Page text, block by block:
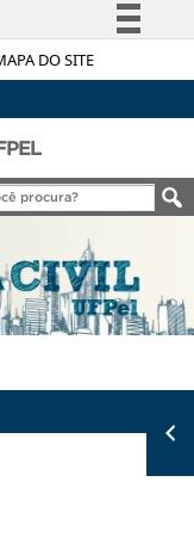
DO SITE
Legislação